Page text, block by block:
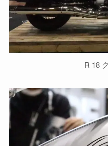
R 18